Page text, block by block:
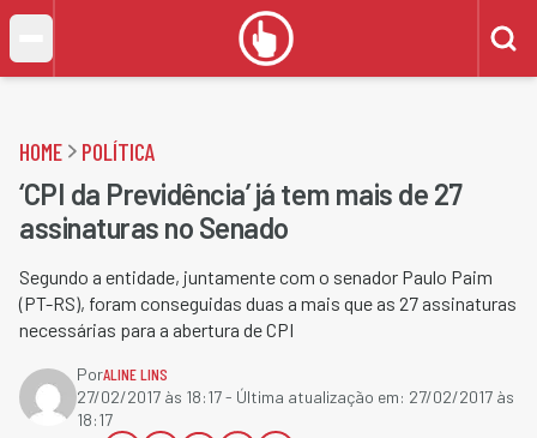
HOME POLÍTICA
‘CPI da Previdência’ já tem mais de 27
assinaturas no Senado
Segundo a entidade, juntamente com o senador Paulo Paim
(PT-RS), foram conseguidas duas a mais que as 27 assinaturas
necessárias para a abertura de CPI
PorALINE LINS
27/02/2017 às 18:17- Última atualização em: 27/02/2017 às
18:17